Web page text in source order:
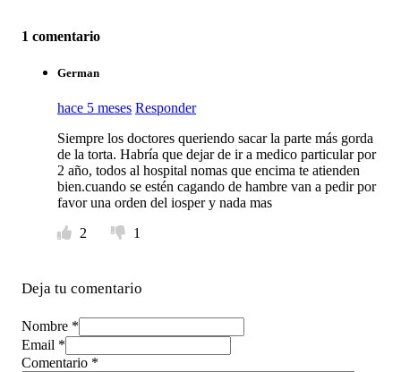
1 comentario
German
hace 5 meses Responder
Siempre los doctores queriendo sacar la parte más gorda
de la torta. Habría que dejar de ir a medico particular por
2 año, todos al hospital nomas que encima te atienden
bien.cuando se estén cagando de hambre van a pedir por
favor una orden del iosper y nada mas
2
1
Deja tu comentario
Nombre *
Email *
Comentario *